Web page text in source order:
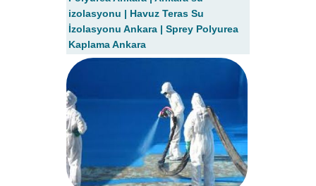
izolasyonu | Havuz Teras Su
İzolasyonu Ankara | Sprey Polyurea
Kaplama Ankara